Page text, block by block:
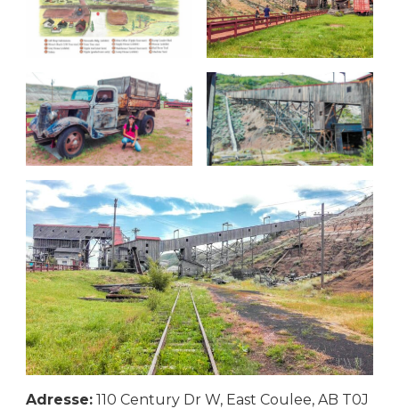
Adresse: 110 Century Dr W, East Coulee, AB T0J